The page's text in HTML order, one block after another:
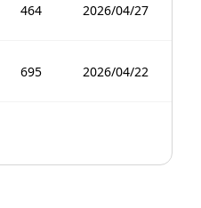
464 2026/04/27
695 2026/04/22